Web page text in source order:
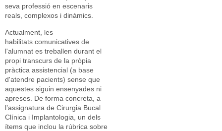
seva professió en escenaris
reals, complexos i dinàmics.
Actualment, les
habilitats comunicatives de
l'alumnat es treballen durant el
propi transcurs de la pròpia
pràctica assistencial (a base
d'atendre pacients) sense que
aquestes siguin ensenyades ni
apreses. De forma concreta, a
l’assignatura de Cirurgia Bucal
Clínica i Implantologia, un dels
ítems que inclou la rúbrica sobre